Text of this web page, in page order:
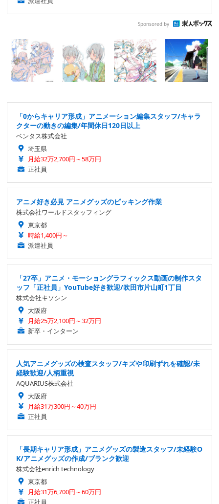
Sponsored by
「0からキャリア形成」アニメーション編集スタッフ/キャラ
クターの動きの編集/年間休日120日以上
ベンタス株式会社
埼玉県
月給32万2,700円～58万円
正社員
アニメ好き必見 アニメグッズのピッキング作業
株式会社ワールドスタッフィング
東京都
時給1,400円～
派遣社員
「27卒」アニメ・モーショングラフィックス動画の制作スタ
ッフ「正社員」YouTube好き歓迎/吹田市片山町1丁目
株式会社キソシン
大阪府
月給25万2,100円～32万円
新卒・インターン
人気アニメグッズの検査スタッフ/キズや印刷ずれを確認/未
経験歓迎/人柄重視
AQUARIUS株式会社
大阪府
月給31万300円～40万円
正社員
「長期キャリア形成」アニメグッズの製造スタッフ/未経験O
K/アニメグッズの作成/ブランク歓迎
株式会社enrich technology
東京都
月給31万6,700円～60万円
正社員